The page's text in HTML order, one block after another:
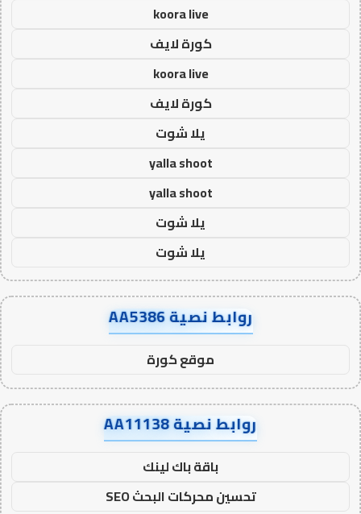
koora live
كورة لايف
koora live
كورة لايف
يلا شوت
yalla shoot
yalla shoot
يلا شوت
يلا شوت
روابط نصية AA5386
موقع كورة
روابط نصية AA11138
باقة باك لينك
تحسين محركات البحث SEO